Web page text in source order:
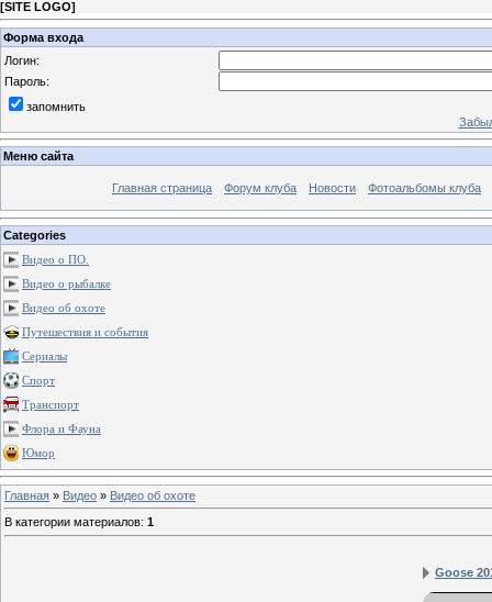
[SITE LOGO]
Форма входа
Логин:
Пароль:
запомнить
Меню сайта
Главная страница Форум клуба Новости Фотоальбомы клуба
Categories
Видео о ПО.
Видео о рыбалке
Видео об охоте
Путешествия и события
Сериалы
Спорт
Транспорт
Флора и Фауна
Юмор
Главная » Видео » Видео об охоте
В категории материалов: 1
Goose